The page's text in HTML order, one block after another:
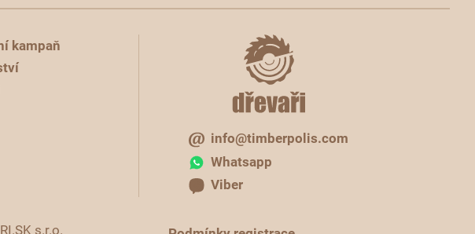
kampaň
info@timberpolis.com
Whatsapp
Viber
s.r.o.